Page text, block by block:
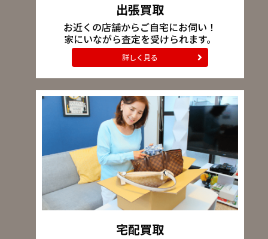
出張買取
お近くの店舗からご自宅にお伺い！
家にいながら査定を受けられます。
詳しく見る
宅配買取